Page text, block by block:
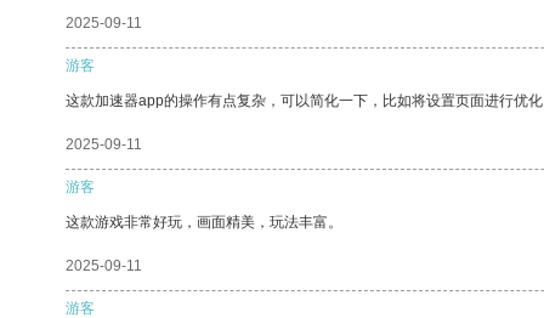
2025-09-11
游客
这款加速器app的操作有点复杂，可以简化一下，比如将设置页面进行优
2025-09-11
游客
这款游戏非常好玩，画面精美，玩法丰富。
2025-09-11
游客